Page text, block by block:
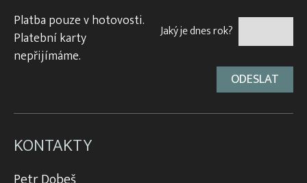
Platba pouze v hotovosti.
Platební karty
nepřijímáme.
Jaký je dnes rok?
KONTAKTY